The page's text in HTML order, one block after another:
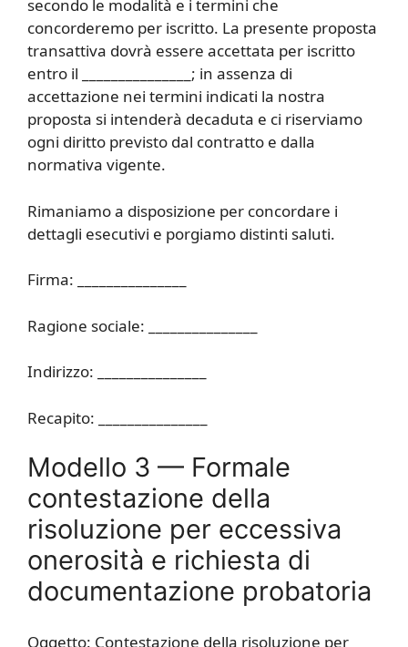
secondo le modalità e i termini che
concorderemo per iscritto. La presente proposta
transattiva dovrà essere accettata per iscritto
entro il _______________; in assenza di
accettazione nei termini indicati la nostra
proposta si intenderà decaduta e ci riserviamo
ogni diritto previsto dal contratto e dalla
normativa vigente.
Rimaniamo a disposizione per concordare i
dettagli esecutivi e porgiamo distinti saluti.
Firma: _______________
Ragione sociale: _______________
Indirizzo: _______________
Recapito: _______________
Modello 3 — Formale
contestazione della
risoluzione per eccessiva
onerosità e richiesta di
documentazione probatoria
Oggetto: Contestazione della risoluzione per